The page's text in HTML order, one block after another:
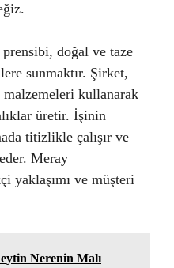
doğal ve taze
sunmaktır. Şirket,
kullanarak
üretir. İşinin
titizlikle çalışır ve
Meray
yaklaşımı ve müşteri
Nerenin Malı